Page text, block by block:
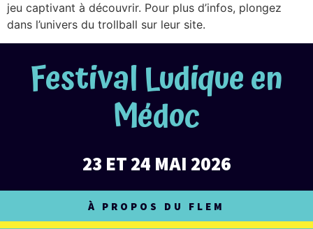
jeu captivant à découvrir. Pour plus d’infos, plongez
dans l’univers du trollball sur leur site.
Festival Ludique en
Médoc
23 ET 24 MAI 2026
À PROPOS DU FLEM